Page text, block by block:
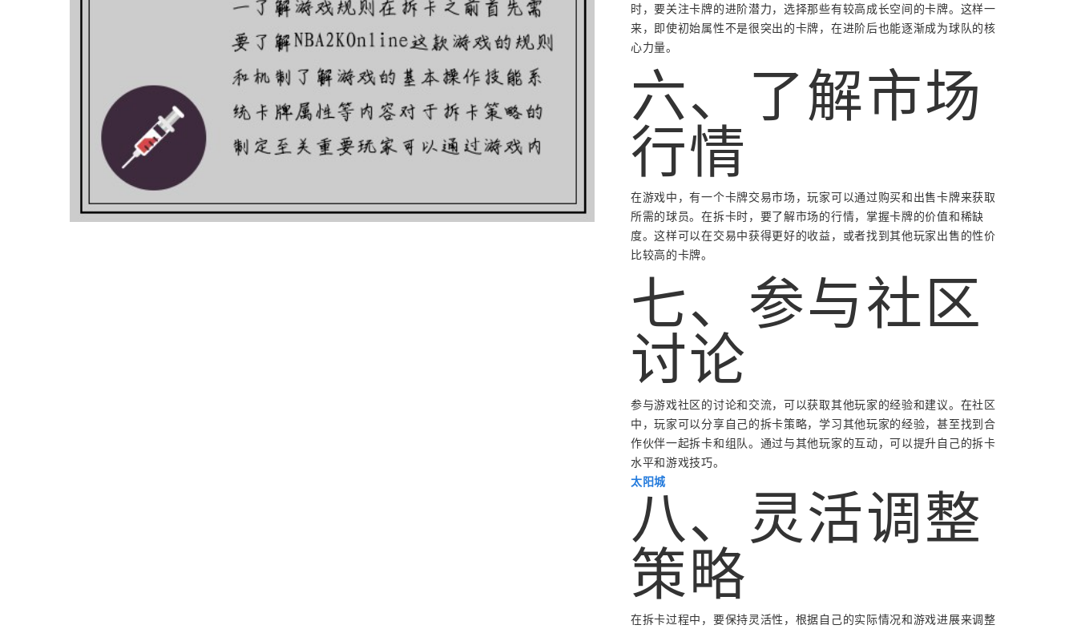
时，要关注卡牌的进阶潜力，选择那些有较高成长空间的卡牌。这样一
来，即使初始属性不是很突出的卡牌，在进阶后也能逐渐成为球队的核
心力量。
六、了解市场
行情
在游戏中，有一个卡牌交易市场，玩家可以通过购买和出售卡牌来获取
所需的球员。在拆卡时，要了解市场的行情，掌握卡牌的价值和稀缺
度。这样可以在交易中获得更好的收益，或者找到其他玩家出售的性价
比较高的卡牌。
七、参与社区
讨论
参与游戏社区的讨论和交流，可以获取其他玩家的经验和建议。在社区
中，玩家可以分享自己的拆卡策略，学习其他玩家的经验，甚至找到合
作伙伴一起拆卡和组队。通过与其他玩家的互动，可以提升自己的拆卡
水平和游戏技巧。
太阳城
八、灵活调整
策略
在拆卡过程中，要保持灵活性，根据自己的实际情况和游戏进展来调整